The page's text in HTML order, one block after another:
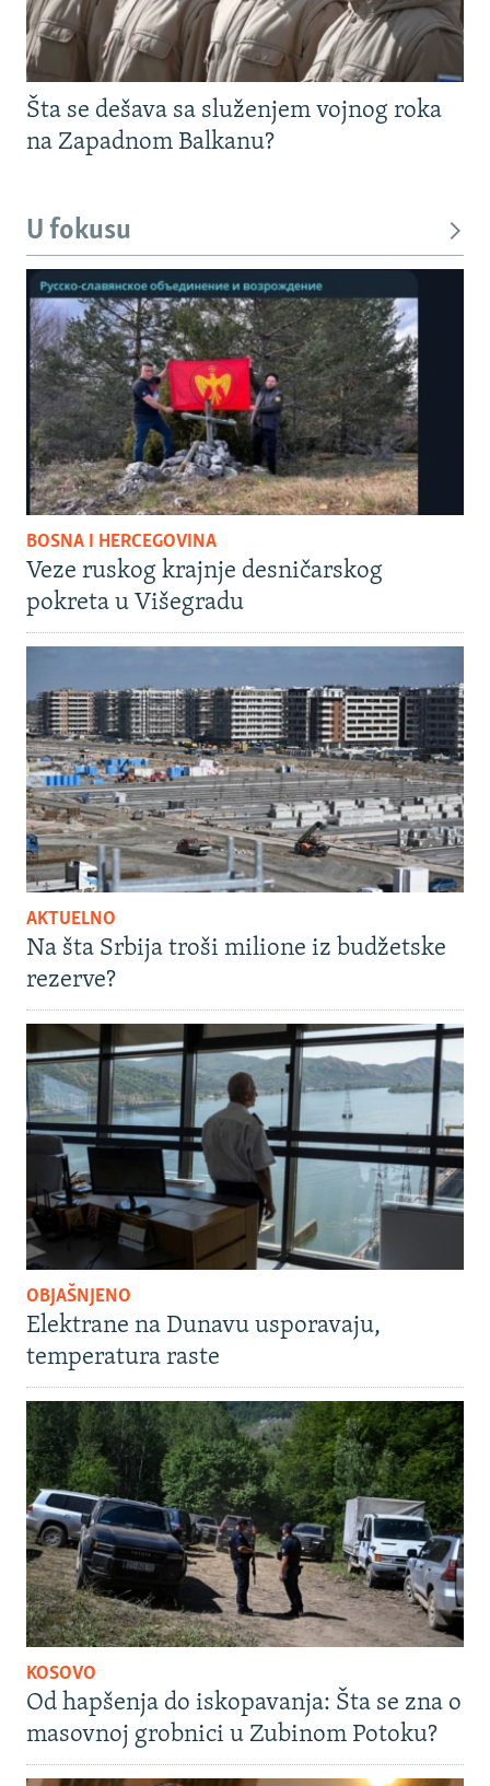
Šta se dešava sa služenjem vojnog roka
na Zapadnom Balkanu?
U fokusu
BOSNA I HERCEGOVINA
Veze ruskog krajnje desničarskog
pokreta u Višegradu
AKTUELNO
Na šta Srbija troši milione iz budžetske
rezerve?
OBJAŠNJENO
Elektrane na Dunavu usporavaju,
temperatura raste
KOSOVO
Od hapšenja do iskopavanja: Šta se zna o
masovnoj grobnici u Zubinom Potoku?